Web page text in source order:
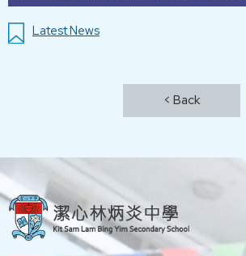
Latest News
< Back